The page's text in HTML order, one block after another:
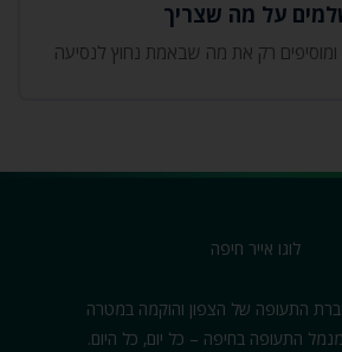
על מה שצריך
ומוסיפים רק את מה שבאמת נחוץ לנסיעה
התעופה של הצפון והוקמה במטרה
התעופה בחיפה – כל יום‚ כל היום.